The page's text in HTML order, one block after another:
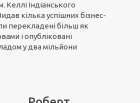
Келлі Індіанського
кілька успішних бізнес-
перекладені більш як
і опубліковані
у два мільйони